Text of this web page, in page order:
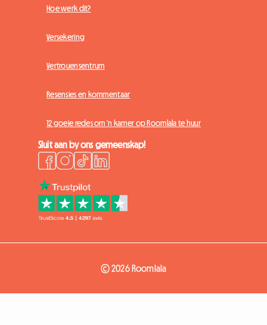
Hoe werk dit?
Versekering
Vertrouensentrum
Resensies en kommentaar
12 goeie redes om 'n kamer op Roomlala te huur
Sluit aan by ons gemeenskap!
© 2026 Roomlala